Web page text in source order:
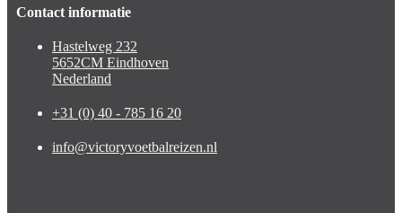
Contact informatie
Hastelweg 232
5652CM Eindhoven
Nederland
+31 (0) 40 - 785 16 20
info@victoryvoetbalreizen.nl